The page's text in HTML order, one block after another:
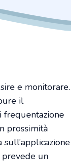
e monitorare.
il
prossimità
prevede un